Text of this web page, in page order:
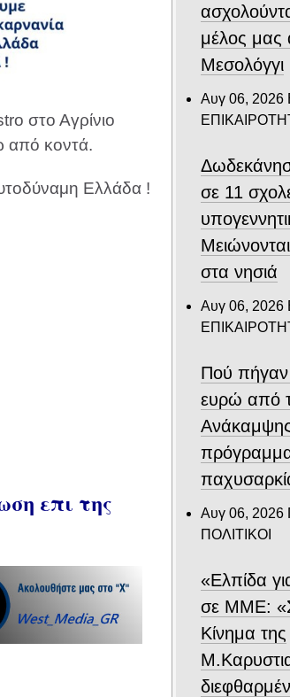
στο Αγρίνιο
από κοντά.
Ελλάδα !
επι της
μέλος μας
Μεσολόγγι
Αυγ 06, 2026
σε 11
στα νησιά
Αυγ 06, 2026
Πού πήγαν
ευρώ από
πρόγραμμα
Αυγ 06, 2026
ΠΟΛΙΤΙΚΟΙ
«Ελπίδα
σε ΜΜΕ:
Κίνημα της